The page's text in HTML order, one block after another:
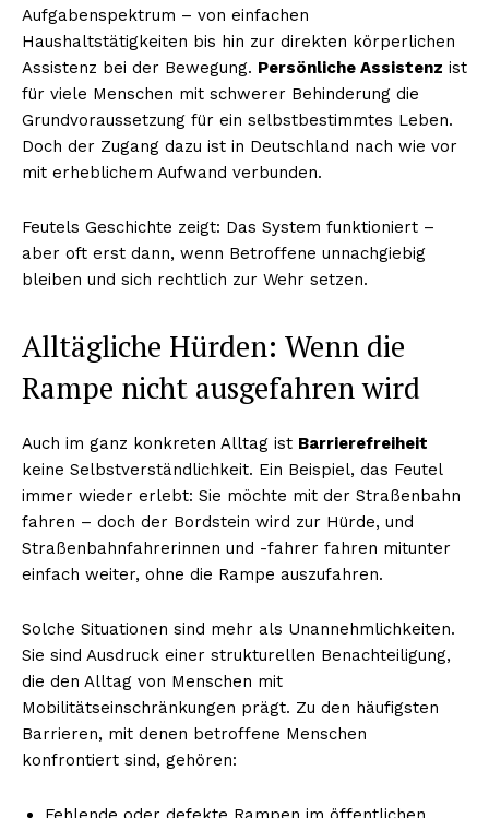
Aufgabenspektrum – von einfachen
Haushaltstätigkeiten bis hin zur direkten körperlichen
Assistenz bei der Bewegung. Persönliche Assistenz ist
für viele Menschen mit schwerer Behinderung die
Grundvoraussetzung für ein selbstbestimmtes Leben.
Doch der Zugang dazu ist in Deutschland nach wie vor
mit erheblichem Aufwand verbunden.
Feutels Geschichte zeigt: Das System funktioniert –
aber oft erst dann, wenn Betroffene unnachgiebig
bleiben und sich rechtlich zur Wehr setzen.
Alltägliche Hürden: Wenn die
Rampe nicht ausgefahren wird
Auch im ganz konkreten Alltag ist Barrierefreiheit
keine Selbstverständlichkeit. Ein Beispiel, das Feutel
immer wieder erlebt: Sie möchte mit der Straßenbahn
fahren – doch der Bordstein wird zur Hürde, und
Straßenbahnfahrerinnen und -fahrer fahren mitunter
einfach weiter, ohne die Rampe auszufahren.
Solche Situationen sind mehr als Unannehmlichkeiten.
Sie sind Ausdruck einer strukturellen Benachteiligung,
die den Alltag von Menschen mit
Mobilitätseinschränkungen prägt. Zu den häufigsten
Barrieren, mit denen betroffene Menschen
konfrontiert sind, gehören: